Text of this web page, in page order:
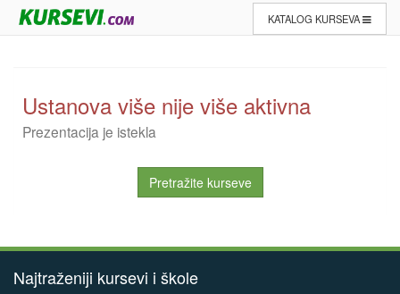
KATALOG KURSEVA
Ustanova više nije više aktivna
Prezentacija je istekla
Pretražite kurseve
Najtraženiji kursevi i škole